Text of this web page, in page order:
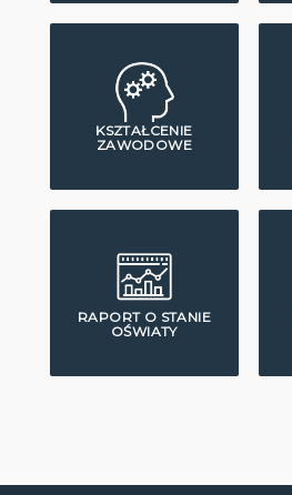
KSZTAŁCENIE
ZAWODOWE
RAPORT O STANIE
OŚWIATY